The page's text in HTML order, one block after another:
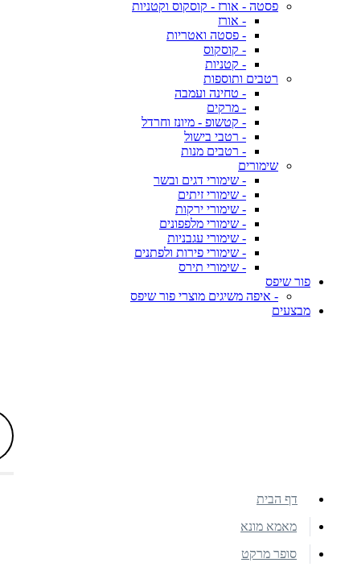
פסטה - אורז - קוסקוס וקטניות
- אורז
- פסטה ואטריות
- קוסקוס
- קטניות
רטבים ותוספות
- טחינה ועמבה
- מרקים
- קטשופ - מיונז וחרדל
- רטבי בישול
- רטבים מנות
שימורים
- שימורי דגים ובשר
- שימורי זיתים
- שימורי ירקות
- שימורי מלפפונים
- שימורי עגבניות
- שימורי פירות ולפתנים
- שימורי תירס
פור שיפס
- איפה משיגים מוצרי פור שיפס
מבצעים
דף הבית
מאמא מונא
סופר מרקט